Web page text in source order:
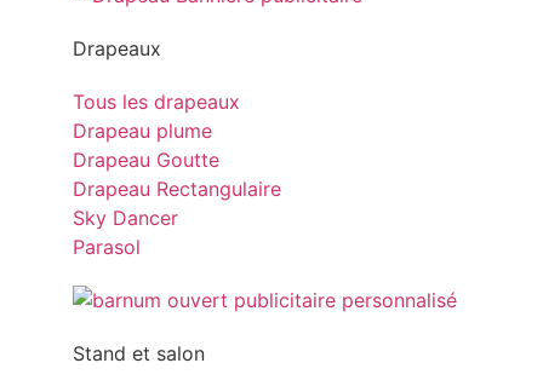
Drapeaux
Tous les drapeaux
Drapeau plume
Drapeau Goutte
Drapeau Rectangulaire
Sky Dancer
Parasol
Stand et salon